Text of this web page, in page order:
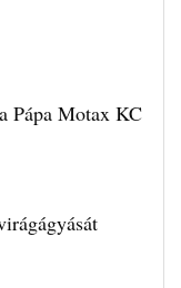
Pápa Motax KC